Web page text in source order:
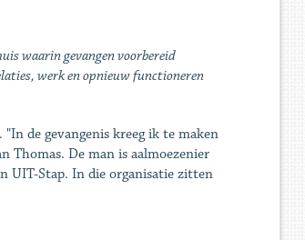
waarin gevangen voorbereid
werk en opnieuw functioneren
de gevangenis kreeg ik te maken
Thomas. De man is aalmoezenier
UIT-Stap. In die organisatie zitten